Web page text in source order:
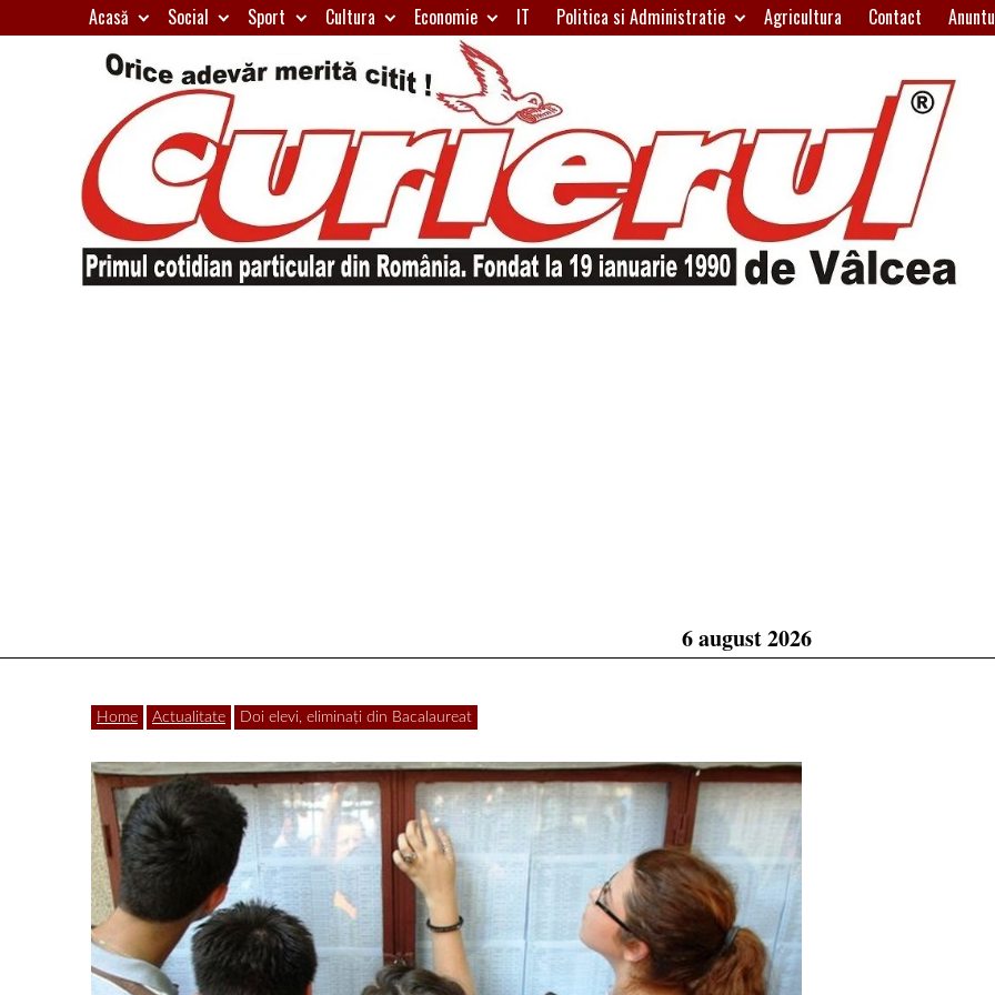
to
Acasă Social Sport Cultura Economie IT Politica si Administratie Agricultura Contact
6 august 2026
Home Actualitate Doi elevi, eliminați din Bacalaureat